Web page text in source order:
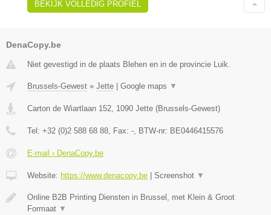
BEKIJK VOLLEDIG PROFIEL
DenaCopy.be
Niet gevestigd in de plaats Blehen en in de provincie Luik.
Brussels-Gewest » Jette Google maps ▼
Carton de Wiartlaan 152 1090 Jette (Brussels-Gewest)
Tel: +32 (0)2 588 68 88 , Fax: - , BTW-nr: BE0446415576
E-mail › DenaCopy.be
Website: https://www.denacopy.be Screenshot ▼
Online B2B Printing Diensten in Brussel, met Klein & Groot
Formaat ▼